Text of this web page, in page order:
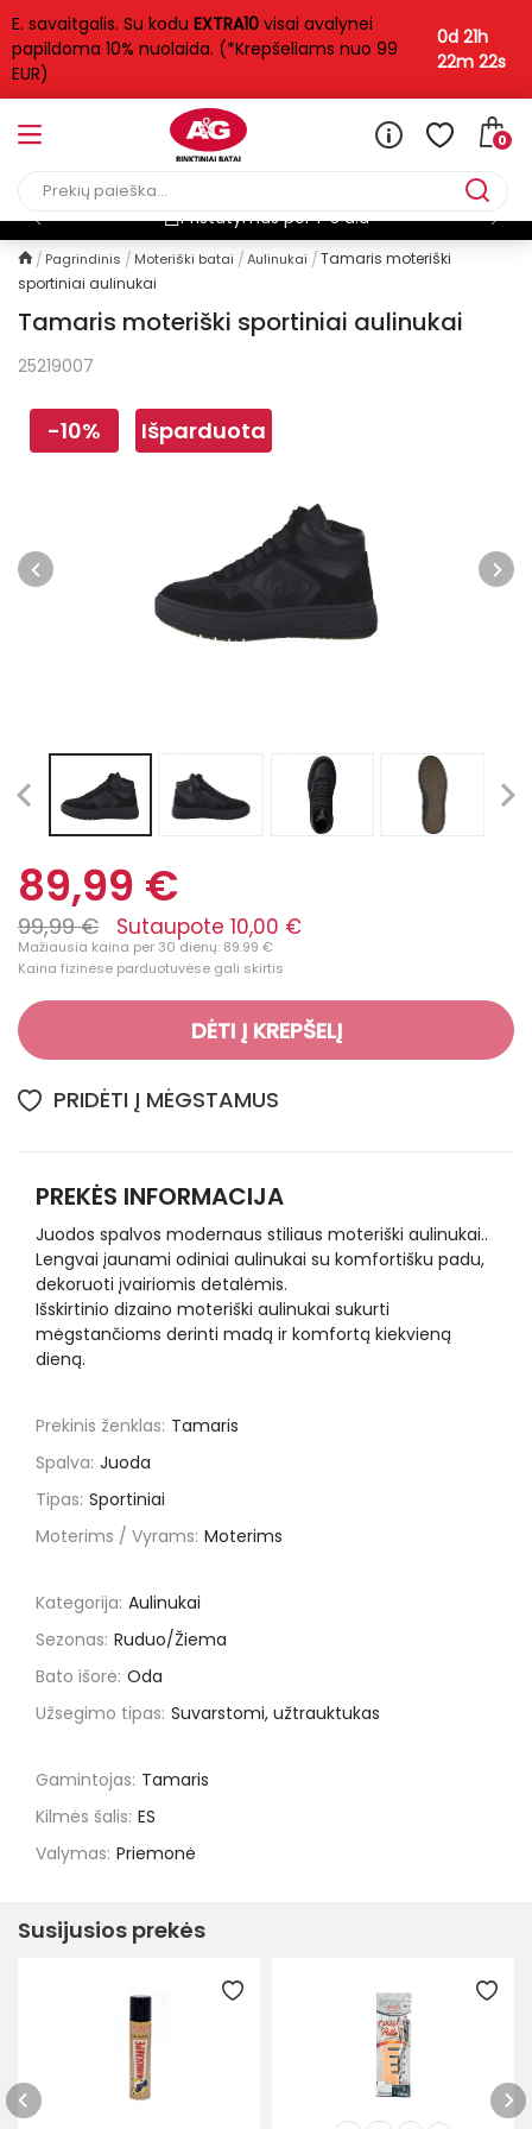
E. savaitgalis. Su kodu EXTRA10 visai avalynei
papildoma 10% nuolaida. (*Krepšeliams nuo 99
EUR)
0d 21h
22m 22s
0
Nemokamas
Pagrindinis Moteriški batai Aulinukai
Tamaris moteriški
sportiniai aulinukai
Tamaris moteriški sportiniai aulinukai
25219007
-10% Išparduota
89,99 €
99,99 € Sutaupote 10,00 €
Mažiausia kaina per 30 dienų: 89.99 €
Kaina fizinėse parduotuvėse gali skirtis
DĖTI Į KREPŠELĮ
PRIDĖTI Į MĖGSTAMUS
PREKĖS INFORMACIJA
Juodos spalvos modernaus stiliaus moteriški aulinukai..
Lengvai įaunami odiniai aulinukai su komfortišku padu,
dekoruoti įvairiomis detalėmis.
Išskirtinio dizaino moteriški aulinukai sukurti
mėgstančioms derinti madą ir komfortą kiekvieną
dieną.
Prekinis ženklas: Tamaris
Spalva: Juoda
Tipas: Sportiniai
Moterims / Vyrams: Moterims
Kategorija: Aulinukai
Sezonas: Ruduo/Žiema
Bato išorė: Oda
Užsegimo tipas: Suvarstomi, užtrauktukas
Gamintojas: Tamaris
Kilmės šalis: ES
Valymas: Priemonė
Susijusios prekės